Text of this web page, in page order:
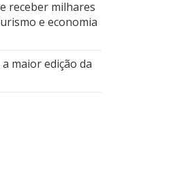
receber milhares
e economia
maior edição da